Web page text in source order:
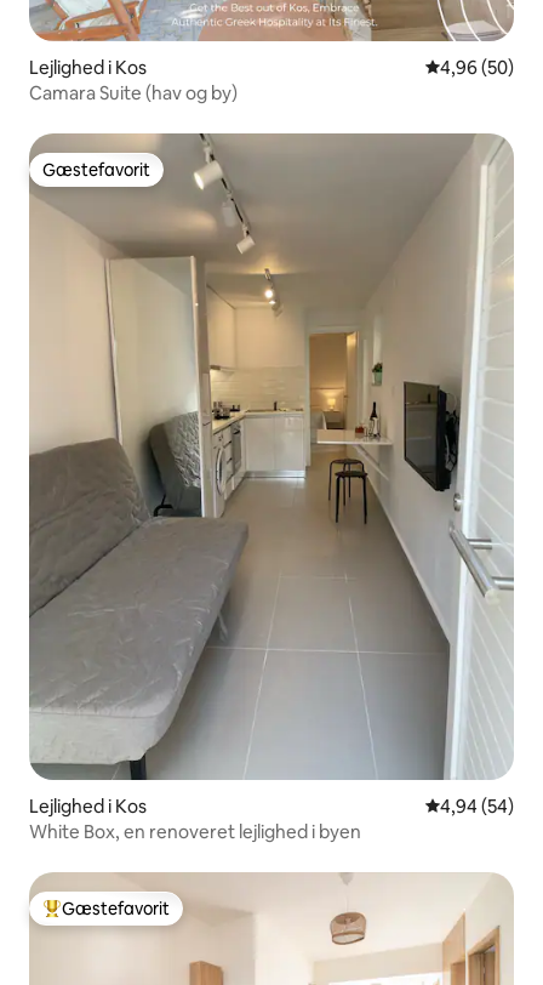
Lejlighed i Kos 4,96 ud af 5 i
4,96 (50)
Camara Suite (hav og by)
Gæstefavorit
Gæstefavorit
Lejlighed i Kos 4,94 ud af 5 i
4,94 (54)
White Box, en renoveret lejlighed i byen
Bedste gæstefavorit
Gæstefavorit